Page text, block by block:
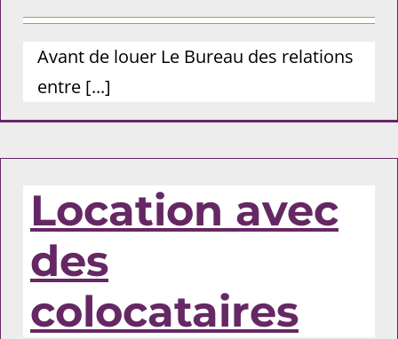
Avant de louer Le Bureau des relations
entre [...]
Location avec
des
colocataires